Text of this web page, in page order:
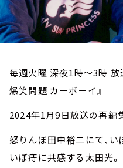
毎週火曜 深夜1時～3時 放
爆笑問題 カーボーイ』
2024年1月9日放送の再編
怒りんぼ田中裕二にて、
いぼ痔に共感する太田光。